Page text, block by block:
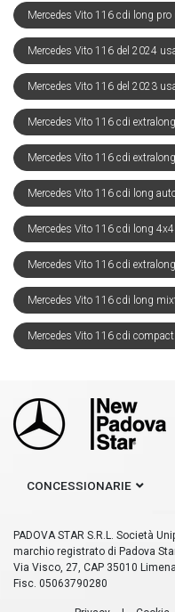
Mercedes Vito 116 cdi long pro
Mercedes Vito 116 del 2024
Mercedes Vito 116 del 2023
Mercedes Vito 116 cdi
Mercedes Vito 116 cdi
Mercedes Vito 116 cdi long
Mercedes Vito 116 cdi long
Mercedes Vito 116 cdi
Mercedes Vito 116 cdi long
Mercedes Vito 116 cdi
CONCESSIONARIE
PADOVA STAR S.R.L. Società
marchio registrato di Padova Star
Via Visco, 27, CAP 35010
Fisc. 05063790280